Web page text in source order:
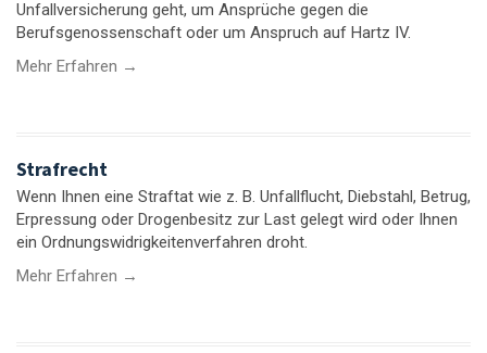
Unfallversicherung geht, um Ansprüche gegen die
Berufsgenossenschaft oder um Anspruch auf Hartz IV.
Mehr Erfahren →
Strafrecht
Wenn Ihnen eine Straftat wie z. B. Unfallflucht, Diebstahl, Betrug,
Erpressung oder Drogenbesitz zur Last gelegt wird oder Ihnen
ein Ordnungswidrigkeitenverfahren droht.
Mehr Erfahren →